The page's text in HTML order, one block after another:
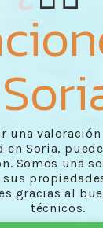
una
en Soria,
Somos una
gracias al
técnicos.